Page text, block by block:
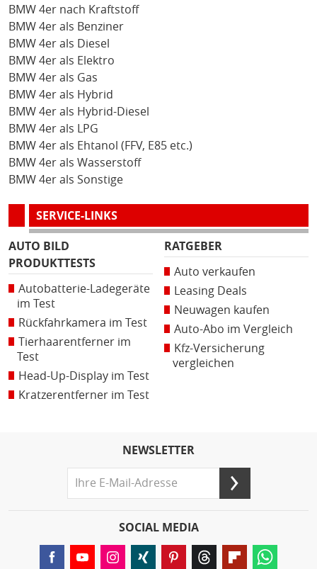
BMW 4er nach Kraftstoff
BMW 4er als Benziner
BMW 4er als Diesel
BMW 4er als Elektro
BMW 4er als Gas
BMW 4er als Hybrid
BMW 4er als Hybrid-Diesel
BMW 4er als LPG
BMW 4er als Ehtanol (FFV, E85 etc.)
BMW 4er als Wasserstoff
BMW 4er als Sonstige
SERVICE-LINKS
AUTO BILD
PRODUKTTESTS
Autobatterie-Ladegeräte
im Test
Rückfahrkamera im Test
Tierhaarentferner im
Test
Head-Up-Display im Test
Kratzerentferner im Test
RATGEBER
Auto verkaufen
Leasing Deals
Neuwagen kaufen
Auto-Abo im Vergleich
Kfz-Versicherung
vergleichen
NEWSLETTER
SOCIAL MEDIA